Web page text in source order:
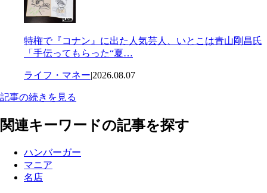
特権で『コナン』に出た人気芸人、いとこは青山剛昌氏
「手伝ってもらった“夏…
ライフ・マネー|2026.08.07
記事の続きを見る
関連キーワードの記事を探す
ハンバーガー
マニア
名店